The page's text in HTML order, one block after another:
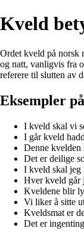
Kveld
Ordet kveld på norsk
og natt, vanligvis fra
referere til slutten av
Eksempler
I kveld skal vi
I går kveld
Denne kvelden
Det er deilige
I kveld skal jeg
Hver kveld går
Kveldene blir
Vi liker å sitte
Kveldsmat er
Det er